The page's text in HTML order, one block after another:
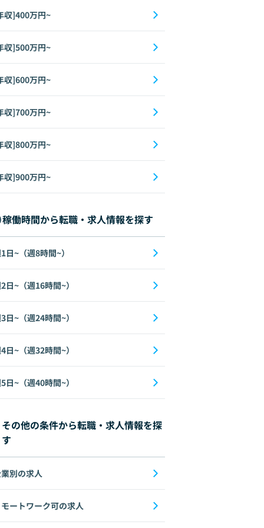
収]400万円~
収]500万円~
収]600万円~
収]700万円~
収]800万円~
収]900万円~
稼働時間から転職・求人情報を探す
日~（週8時間~）
日~（週16時間~）
日~（週24時間~）
日~（週32時間~）
日~（週40時間~）
その他の条件から転職・求人情報を探
す
別の求人
モートワーク可の求人